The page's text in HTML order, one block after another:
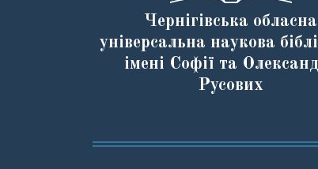
Чернігівська обласна
універсальна наукова
імені Софії та
Русових